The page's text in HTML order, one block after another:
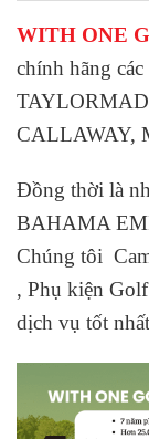
WITH ONE
chính hãng
CALLAWAY,
Đồng thời là
BAHAMA
Chúng tôi
, Phụ kiện
dịch vụ tốt